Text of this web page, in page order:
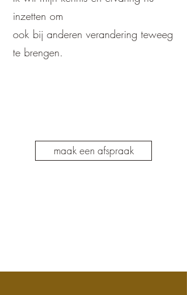
inzetten om
ook bij anderen verandering teweeg
te brengen.
maak een afspraak